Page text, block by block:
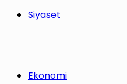
Siyaset
Ekonomi